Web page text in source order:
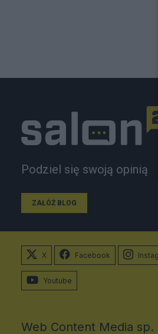
Podziel się swoją opinią
ZAŁÓŻ BLOG
X Facebook
Youtube
Web Content Media sp.